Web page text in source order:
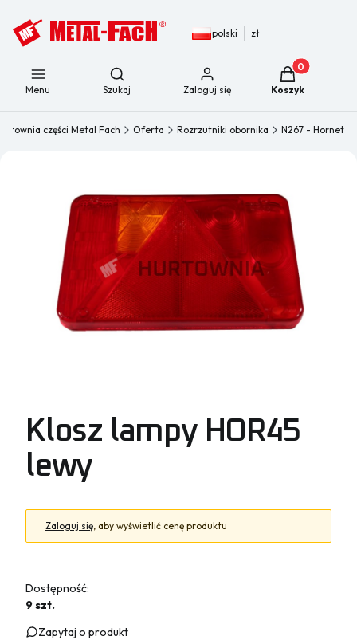
polski zł
Menu
Otwórz wyszukiwarkę
Szukaj Zaloguj się
Produkty w
Koszyk
części Metal Fach Oferta Rozrzutniki obornika N267 - Hornet
Klosz lampy HOR45
lewy
Zaloguj się , aby wyświetlić cenę produktu
Dostępność:
9 szt.
Zapytaj o produkt